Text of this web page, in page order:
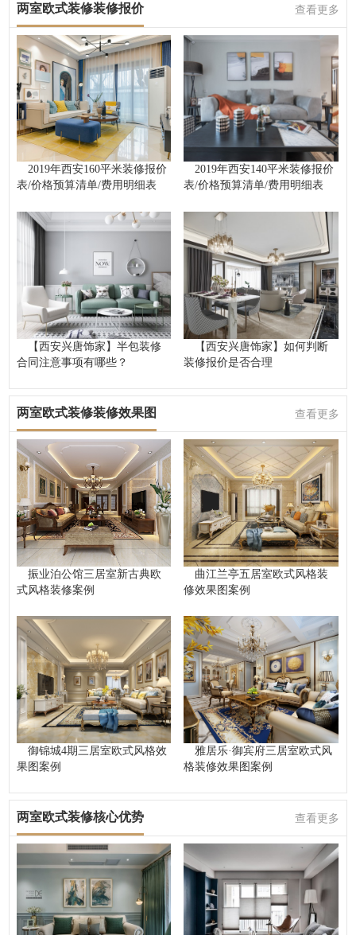
两室欧式装修装修报价 查看更多
2019年西安160平米装修报价
表/价格预算清单/费用明细表
2019年西安140平米装修报价
表/价格预算清单/费用明细表
【西安兴唐饰家】半包装修
合同注意事项有哪些？
【西安兴唐饰家】如何判断
装修报价是否合理
两室欧式装修装修效果图 查看更多
振业泊公馆三居室新古典欧
式风格装修案例
曲江兰亭五居室欧式风格装
修效果图案例
御锦城4期三居室欧式风格效
果图案例
雅居乐·御宾府三居室欧式风
格装修效果图案例
两室欧式装修核心优势 查看更多